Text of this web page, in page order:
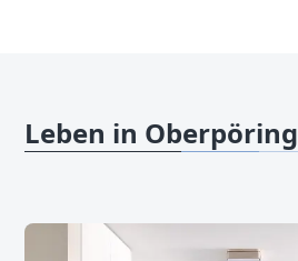
Leben in Oberpöring